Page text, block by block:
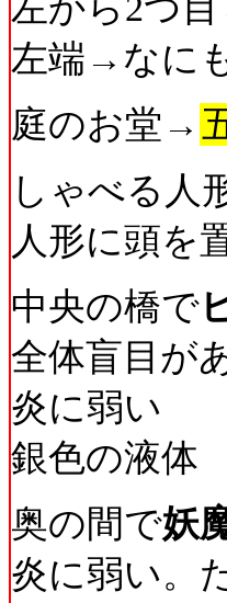
左から2つ
左端→なに
庭のお堂→
しゃべる人
人形に頭を
中央の橋で
全体盲目が
炎に弱い
銀色の液体
奥の間で妖
炎に弱い。